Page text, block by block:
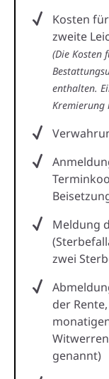
Kosten
zweite
(Die Kosten
enthalten.
Kremierung
Meldung
zwei
der
genannt)